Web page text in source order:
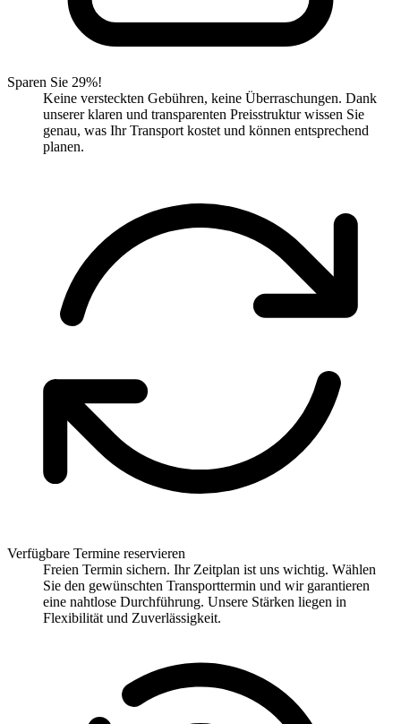
Sparen Sie 29%!
Keine versteckten Gebühren, keine Überraschungen. Dank
unserer klaren und transparenten Preisstruktur wissen Sie
genau, was Ihr Transport kostet und können entsprechend
planen.
Verfügbare Termine reservieren
Freien Termin sichern. Ihr Zeitplan ist uns wichtig. Wählen
Sie den gewünschten Transporttermin und wir garantieren
eine nahtlose Durchführung. Unsere Stärken liegen in
Flexibilität und Zuverlässigkeit.